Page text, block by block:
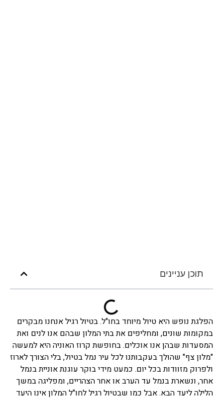
תוכן עניינים
הפלגת נופש היא טיול מיוחד בחו"ל. בטיול רגיל אנחנו מבקרים
במקומות שונים, ומחליפים את בתי המלון שבהם אנו לנים ואת
המסעדות שבהן אנו אוכלים. בחופשת קרוז האוניה היא למעשה
"מלון צף" שהולך בעקבותנו לכל עיר נמל בטיול, בלי הצורך לארוז
ולפרוק מזוודות בכל יום. כמעט מידי בוקר עוגנת אוניית בנמל
אחר, ונשארת בנמל עד הערב או אחר הצהריים, ומפליגה במשך
הלילה ליעד הבא. אבל כמו שבטיול רגיל לחו"ל המלון אינו היעד